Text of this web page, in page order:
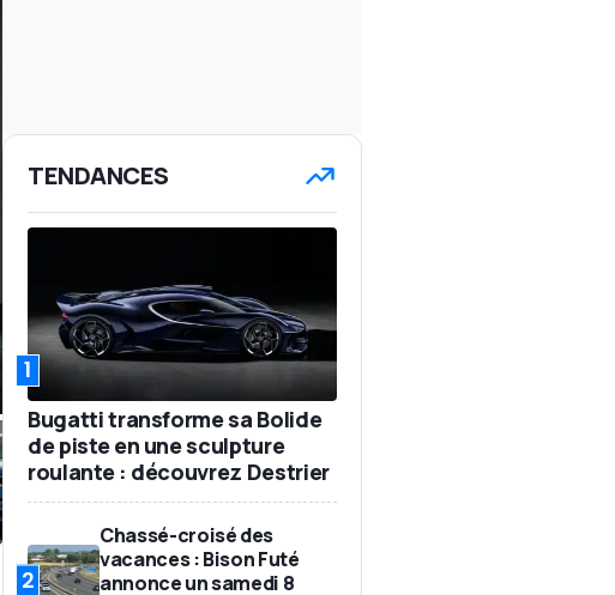
TENDANCES
1
Bugatti transforme sa Bolide
de piste en une sculpture
roulante : découvrez Destrier
2
Chassé-croisé des
vacances : Bison Futé
annonce un samedi 8